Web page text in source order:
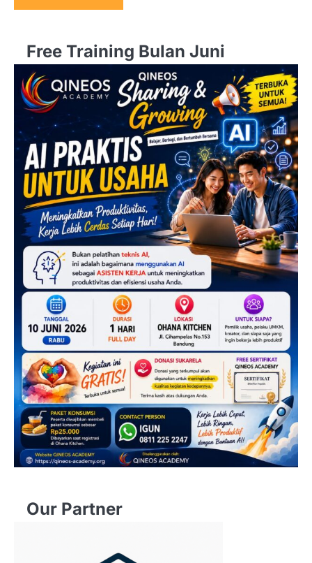
Free Training Bulan Juni
Our Partner